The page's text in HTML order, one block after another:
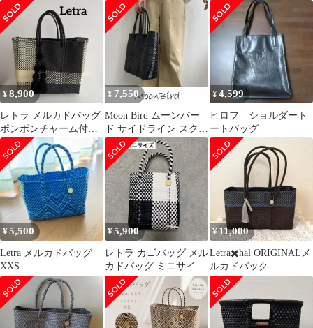
HANDLE)メルカド (XS) MIMOSA(SH/S)】
¥8,900
レトラ メルカドバッグ
ポンポンチャーム付き
ブラック×クリーム
¥ 7,550
Moon Bird ムーンバー
ド サイドライン スクエ
ア メルカドバッグ です
♩
¥4,599
ヒロフ ショルダート
ートバッグ
¥5,500
Letra メルカドバッグ
XXS
¥5,900
レトラ カゴバッグ メル
カドバッグ ミニサイズ
白黒
¥ 11,000
Letra✖️hal ORIGINALメ
ルカドバック
☆CHIWAWA